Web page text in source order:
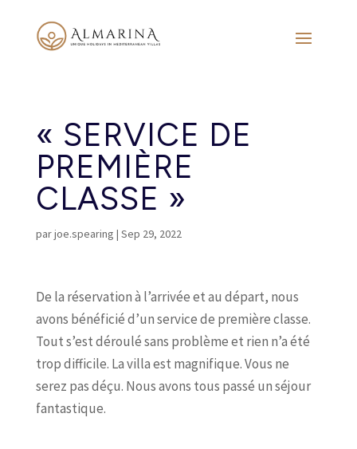
« SERVICE DE
PREMIÈRE
CLASSE »
parjoe.spearing | Sep 29, 2022
De la réservation à l’arrivée et au départ, nous
avons bénéficié d’un service de première classe.
Tout s’est déroulé sans problème et rien n’a été
trop difficile. La villa est magnifique. Vous ne
serez pas déçu. Nous avons tous passé un séjour
fantastique.